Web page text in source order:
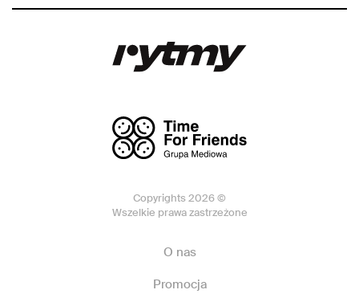
Copyrights 2026 ©
Wszelkie prawa zastrzeżone
O nas
Promocja